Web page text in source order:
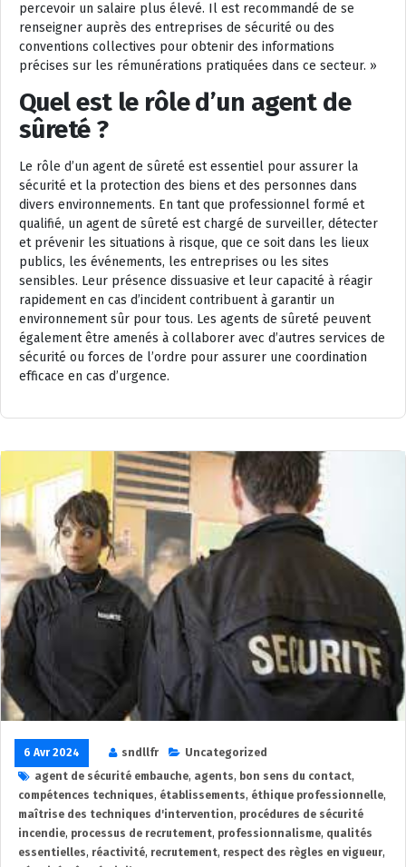
percevoir un salaire plus élevé. Il est recommandé de se
renseigner auprès des entreprises de sécurité ou des
conventions collectives pour obtenir des informations
précises sur les rémunérations pratiquées dans ce secteur. »
Quel est le rôle d’un agent de
sûreté ?
Le rôle d’un agent de sûreté est essentiel pour assurer la
sécurité et la protection des biens et des personnes dans
divers environnements. En tant que professionnel formé et
qualifié, un agent de sûreté est chargé de surveiller, détecter
et prévenir les situations à risque, que ce soit dans les lieux
publics, les événements, les entreprises ou les sites
sensibles. Leur présence dissuasive et leur capacité à réagir
rapidement en cas d’incident contribuent à garantir un
environnement sûr pour tous. Les agents de sûreté peuvent
également être amenés à collaborer avec d’autres services de
sécurité ou forces de l’ordre pour assurer une coordination
efficace en cas d’urgence.
6 Avr 2024 sndllfr
Uncategorized
agent de sécurité embauche, agents, bon sens du contact,
compétences techniques, établissements, éthique professionnelle,
maîtrise des techniques d'intervention, procédures de sécurité
incendie, processus de recrutement, professionnalisme, qualités
essentielles, réactivité, recrutement, respect des règles en vigueur,